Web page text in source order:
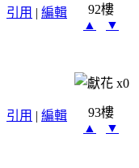
引用 | 編輯
92樓
▲
▼
x0
引用 | 編輯
93樓
▲
▼